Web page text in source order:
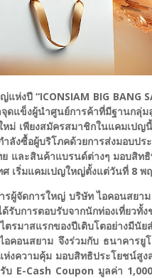
ห่งปี “ICONSIAM BIG BANG
ดแข็งผู้นำศูนย์การค้าที่มีฐานก
ม่ เพียงสมัครสมาชิกในแคมเป
ลังซื้อผู้บริโภคด้วยการส่งมอบป
และสินค้าแบรนด์ต่างๆ มอบสิท
เริ่มแคมเปญใหญ่ตั้งแต่วันที่ 8
มการผู้จัดการใหญ่ บริษัท ไ
การตอบรับจากนักท่องเที่ยวทั้ง
ตรมาสแรกของปีเติบโตอย่างมี
อคอนสยาม จึงร่วมกับ ธนาคาร
ห่งความคุ้ม มอบสิทธิประโยชน์สู
บ E-Cash Coupon มูลค่า